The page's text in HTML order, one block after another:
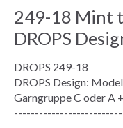
249-18 Mint
DROPS
DROPS 249-18
DROPS Design:
GarngruppeC oder A